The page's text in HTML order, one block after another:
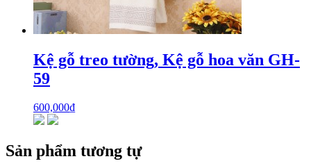
Kệ gỗ treo tường, Kệ gỗ hoa văn GH-
59
600,000₫
Sản phẩm tương tự